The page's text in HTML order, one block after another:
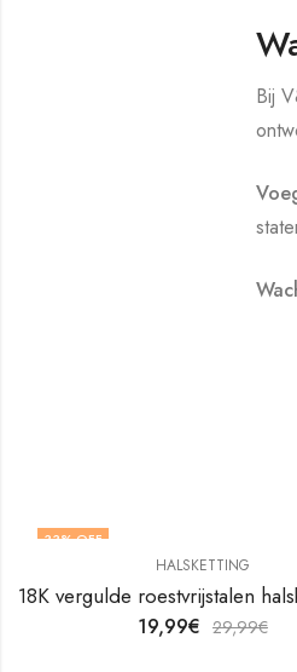
Bij
33% OFF
HALSKETTING
19,99€ 29,99€